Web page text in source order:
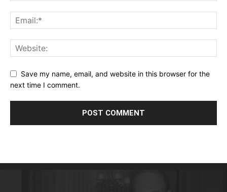
Save my name, email, and website in this browser for the
next time I comment.